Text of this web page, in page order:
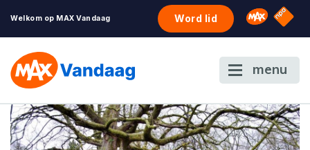
Welkom op MAX Vandaag Word lid Omroep
NPO
menu